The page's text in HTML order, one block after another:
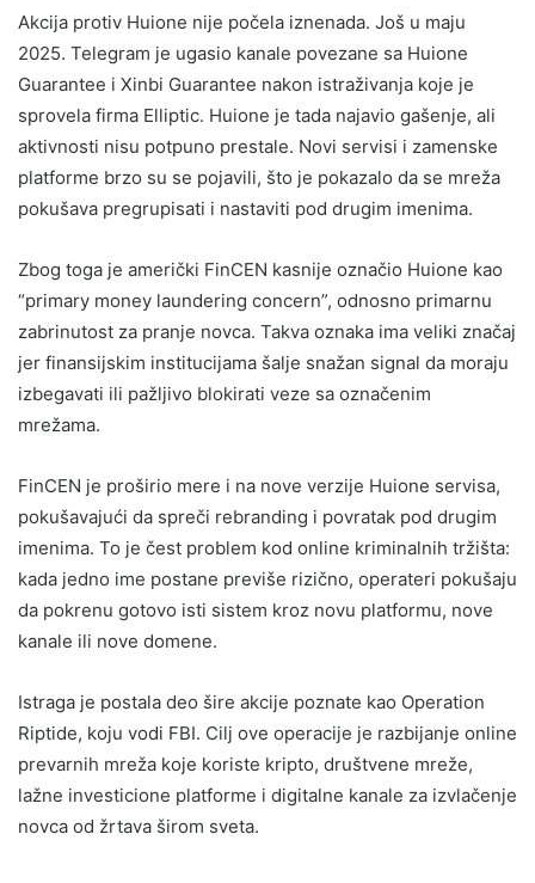
Akcija protiv Huione nije počela iznenada. Još u maju
2025. Telegram je ugasio kanale povezane sa Huione
Guarantee i Xinbi Guarantee nakon istraživanja koje je
sprovela firma Elliptic. Huione je tada najavio gašenje, ali
aktivnosti nisu potpuno prestale. Novi servisi i zamenske
platforme brzo su se pojavili, što je pokazalo da se mreža
pokušava pregrupisati i nastaviti pod drugim imenima.
Zbog toga je američki FinCEN kasnije označio Huione kao
“primary money laundering concern”, odnosno primarnu
zabrinutost za pranje novca. Takva oznaka ima veliki značaj
jer finansijskim institucijama šalje snažan signal da moraju
izbegavati ili pažljivo blokirati veze sa označenim
mrežama.
FinCEN je proširio mere i na nove verzije Huione servisa,
pokušavajući da spreči rebranding i povratak pod drugim
imenima. To je čest problem kod online kriminalnih tržišta:
kada jedno ime postane previše rizično, operateri pokušaju
da pokrenu gotovo isti sistem kroz novu platformu, nove
kanale ili nove domene.
Istraga je postala deo šire akcije poznate kao Operation
Riptide, koju vodi FBI. Cilj ove operacije je razbijanje online
prevarnih mreža koje koriste kripto, društvene mreže,
lažne investicione platforme i digitalne kanale za izvlačenje
novca od žrtava širom sveta.